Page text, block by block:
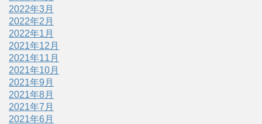
2022年3月
2022年2月
2022年1月
2021年12月
2021年11月
2021年10月
2021年9月
2021年8月
2021年7月
2021年6月